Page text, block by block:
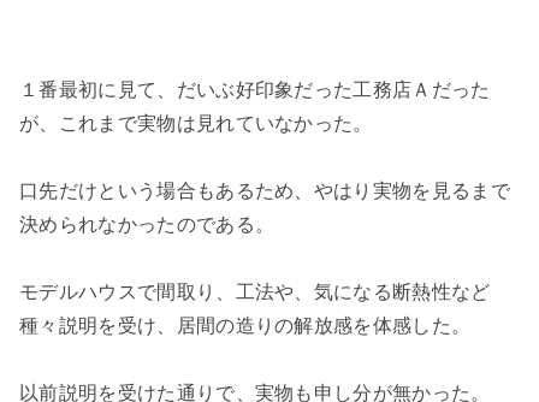
１番最初に見て、だいぶ好印象だった工務店Ａだった
が、これまで実物は見れていなかった。
口先だけという場合もあるため、やはり実物を見るまで
決められなかったのである。
モデルハウスで間取り、工法や、気になる断熱性など
種々説明を受け、居間の造りの解放感を体感した。
以前説明を受けた通りで、実物も申し分が無かった。